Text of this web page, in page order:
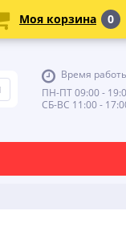
Время
ПН-ПТ 09:00 -
СБ-ВС 11:00 -
Моя корзина 0